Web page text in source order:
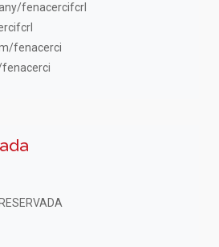
fenacercifcrl
fenacerci